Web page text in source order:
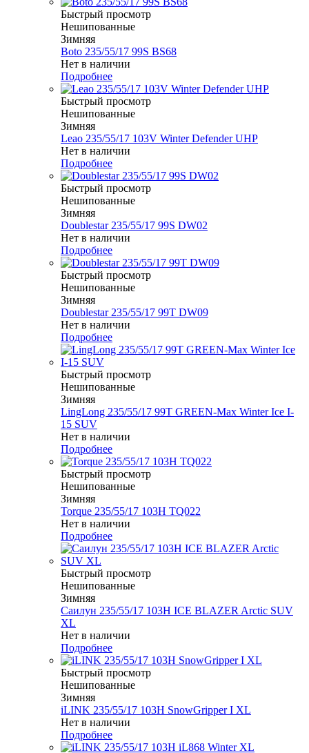
Быстрый просмотр
Нешипованные
Зимняя
Boto 235/55/17 99S BS68
Нет в наличии
Подробнее
Быстрый просмотр
Нешипованные
Зимняя
Leao 235/55/17 103V Winter Defender UHP
Нет в наличии
Подробнее
Быстрый просмотр
Нешипованные
Зимняя
Doublestar 235/55/17 99S DW02
Нет в наличии
Подробнее
Быстрый просмотр
Нешипованные
Зимняя
Doublestar 235/55/17 99T DW09
Нет в наличии
Подробнее
Быстрый просмотр
Нешипованные
Зимняя
LingLong 235/55/17 99T GREEN-Max Winter Ice I-
15 SUV
Нет в наличии
Подробнее
Быстрый просмотр
Нешипованные
Зимняя
Torque 235/55/17 103H TQ022
Нет в наличии
Подробнее
Быстрый просмотр
Нешипованные
Зимняя
Саилун 235/55/17 103H ICE BLAZER Arctic SUV
XL
Нет в наличии
Подробнее
Быстрый просмотр
Нешипованные
Зимняя
iLINK 235/55/17 103H SnowGripper I XL
Нет в наличии
Подробнее